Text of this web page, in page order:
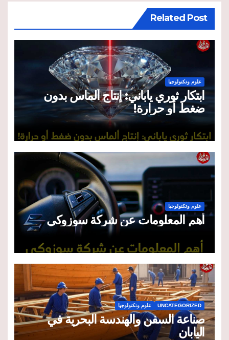
Related Post
علوم وتكنولوجيا
ابتكار ثوري ياباني: إنتاج ألماس بدون
ضغط أو حرارة!
علوم وتكنولوجيا
أهم المعلومات عن شركة سوزوكي
UNCATEGORIZED علوم وتكنولوجيا
صناعة السفن والهندسة البحرية في
اليابان